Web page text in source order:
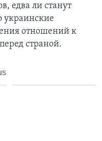
едва ли станут
украинские
отношений к
страной.